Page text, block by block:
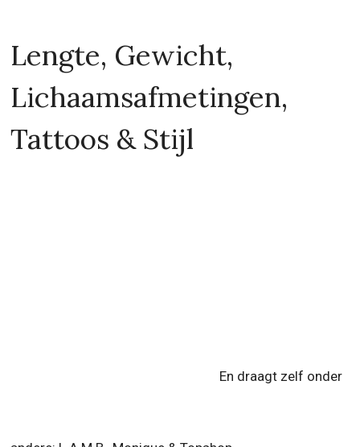
Lengte, Gewicht,
Lichaamsafmetingen,
Tattoos & Stijl
En draagt zelf onder